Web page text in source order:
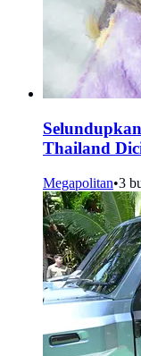
Thailand
Megapolitan•3